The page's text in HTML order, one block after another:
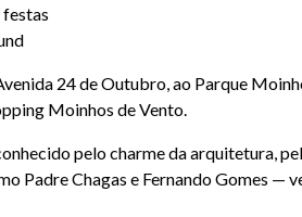
festas
24 de Outubro, ao Parque
Moinhos de Vento.
pelo charme da arquitetura,
Padre Chagas e Fernando Gomes —